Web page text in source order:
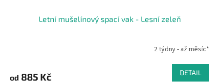
Letní mušelínový spací vak - Lesní zeleň
2 týdny - až měsíc*
od 885 Kč DETAIL